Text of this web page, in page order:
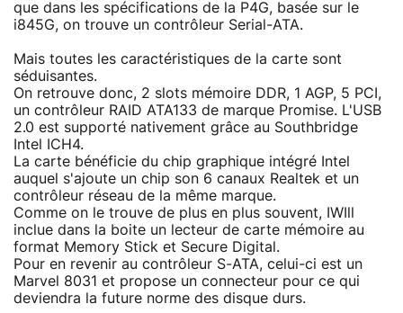
que dans les spécifications de la P4G, basée sur le
i845G, on trouve un contrôleur Serial-ATA.
Mais toutes les caractéristiques de la carte sont
séduisantes.
On retrouve donc, 2 slots mémoire DDR, 1 AGP, 5 PCI,
un contrôleur RAID ATA133 de marque Promise. L'USB
2.0 est supporté nativement grâce au Southbridge
Intel ICH4.
La carte bénéficie du chip graphique intégré Intel
auquel s'ajoute un chip son 6 canaux Realtek et un
contrôleur réseau de la même marque.
Comme on le trouve de plus en plus souvent, IWIll
inclue dans la boite un lecteur de carte mémoire au
format Memory Stick et Secure Digital.
Pour en revenir au contrôleur S-ATA, celui-ci est un
Marvel 8031 et propose un connecteur pour ce qui
deviendra la future norme des disque durs.